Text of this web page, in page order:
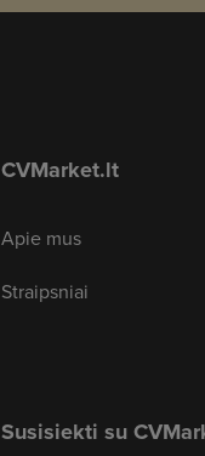
CVMarket.lt
Apie mus
Straipsniai
Susisiekti su